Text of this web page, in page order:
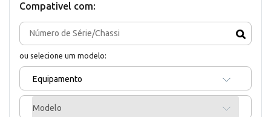
Compativel com:
ou selecione um modelo:
Equipamento
Modelo